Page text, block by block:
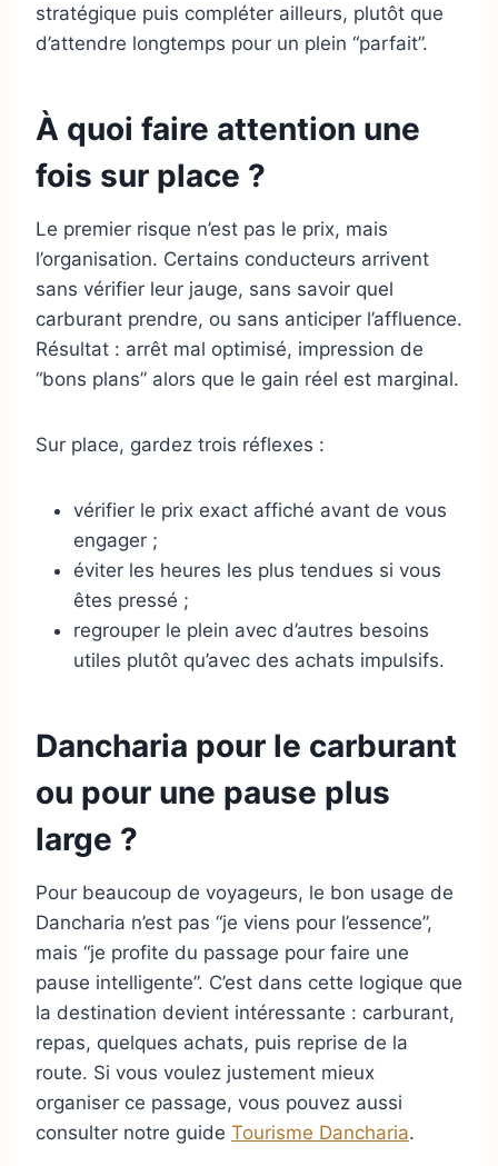
stratégique puis compléter ailleurs, plutôt que
d’attendre longtemps pour un plein “parfait”.
À quoi faire attention une
fois sur place ?
Le premier risque n’est pas le prix, mais
l’organisation. Certains conducteurs arrivent
sans vérifier leur jauge, sans savoir quel
carburant prendre, ou sans anticiper l’affluence.
Résultat : arrêt mal optimisé, impression de
“bons plans” alors que le gain réel est marginal.
Sur place, gardez trois réflexes :
vérifier le prix exact affiché avant de vous
engager ;
éviter les heures les plus tendues si vous
êtes pressé ;
regrouper le plein avec d’autres besoins
utiles plutôt qu’avec des achats impulsifs.
Dancharia pour le carburant
ou pour une pause plus
large ?
Pour beaucoup de voyageurs, le bon usage de
Dancharia n’est pas “je viens pour l’essence”,
mais “je profite du passage pour faire une
pause intelligente”. C’est dans cette logique que
la destination devient intéressante : carburant,
repas, quelques achats, puis reprise de la
route. Si vous voulez justement mieux
organiser ce passage, vous pouvez aussi
consulter notre guide Tourisme Dancharia.